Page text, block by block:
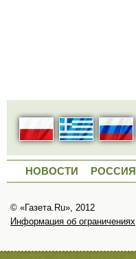
НОВОСТИ РОССИЯ
© «Газета.Ru», 2012
Информация об ограничениях